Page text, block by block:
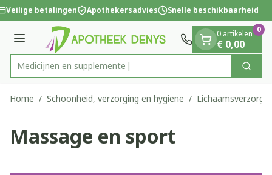
Ga naar de inhoud
1 van 1
Veilige betalingen Apothekersadvies Snelle beschikbaarheid
Menu
Product, merk, categorie...
Medicij Zoek
0 artikelen
€ 0,00
0
Home / Schoonheid, verzorging en hygiëne /
Massage en sport